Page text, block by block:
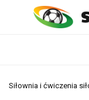
Siłownia i ćwiczenia